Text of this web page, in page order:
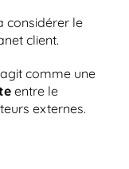
considérer le
client.
entre le
externes.